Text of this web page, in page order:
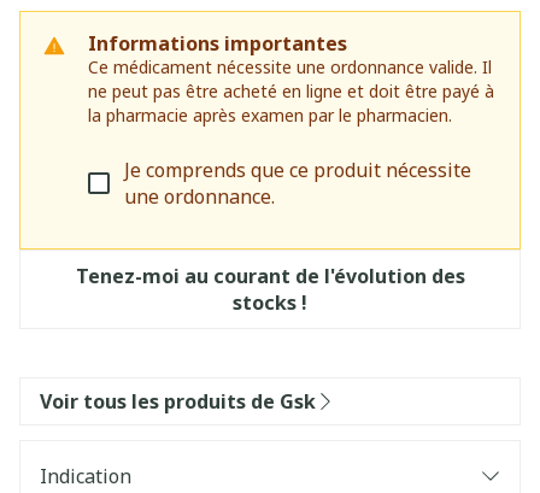
Informations importantes
Ce médicament nécessite une ordonnance valide. Il
ne peut pas être acheté en ligne et doit être payé à
la pharmacie après examen par le pharmacien.
Je comprends que ce produit nécessite
une ordonnance.
Tenez-moi au courant de l'évolution des
stocks !
Voir tous les produits de Gsk
Indication